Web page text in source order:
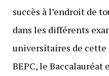
succès à l’endroit de
dans les différents
universitaires de
BEPC, le